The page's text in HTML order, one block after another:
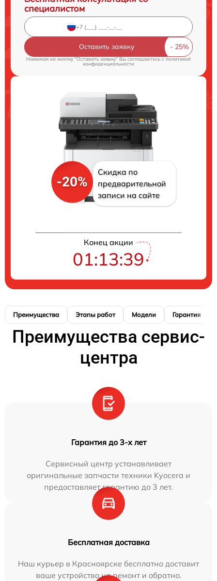
специалистом
Оставить заявку
Нажимая на кнопку "Оставить заявку" Вы соглашаетесь c политикой
конфиденциальности
-20%
Скидка по
предварительной
записи на сайте
Конец акции
01:13:39
Преимущества Этапы работ Модели Гарантия
Преимущества сервис-
центра
Гарантия до 3-х лет
Сервисный центр устанавливает
оригинальные запчасти техники Kyocera и
предоставляет гарантию до 3 лет.
Бесплатная доставка
Наш курьер в Красноярске бесплатно доставит
ваше устройство на ремонт и обратно.